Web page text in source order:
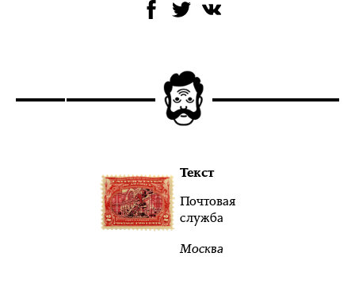
Текст
Почтовая
служба
Москва